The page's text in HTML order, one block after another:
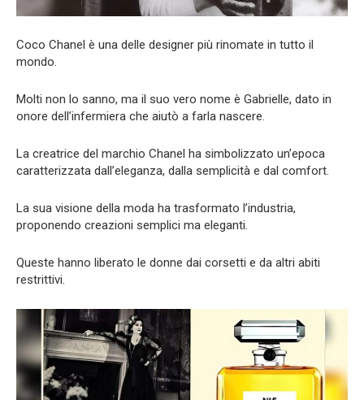
Coco Chanel è una delle designer più rinomate in tutto il
mondo.
Molti non lo sanno, ma il suo vero nome è Gabrielle, dato in
onore dell’infermiera che aiutò a farla nascere.
La creatrice del marchio Chanel ha simbolizzato un’epoca
caratterizzata dall’eleganza, dalla semplicità e dal comfort.
La sua visione della moda ha trasformato l’industria,
proponendo creazioni semplici ma eleganti.
Queste hanno liberato le donne dai corsetti e da altri abiti
restrittivi.